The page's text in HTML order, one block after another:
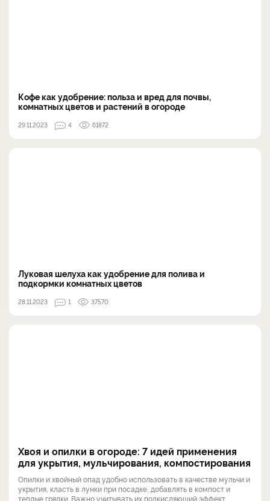
Кофе как удобрение: польза и вред для почвы,
комнатных цветов и растений в огороде
29.11.2023 4 61872
Луковая шелуха как удобрение для полива и
подкормки комнатных цветов
28.11.2023 1 37570
Хвоя и опилки в огороде: 7 идей применения
для укрытия, мульчирования, компостирования
Опилки и хвойный опад удобно использовать в качестве мульчи и
укрытия, класть в лунки при посадке, добавлять в компост и
теплые грядки. Важно учитывать их подкисляющий эффект.